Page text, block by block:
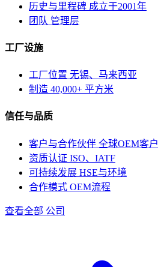
历史与里程碑 成立于2001年
团队 管理层
工厂设施
工厂位置 无锡、马来西亚
制造 40,000+ 平方米
信任与品质
客户与合作伙伴 全球OEM客户
资质认证 ISO、IATF
可持续发展 HSE与环境
合作模式 OEM流程
查看全部 公司